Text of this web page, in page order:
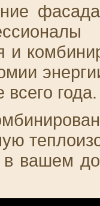
и
года.
в вашем